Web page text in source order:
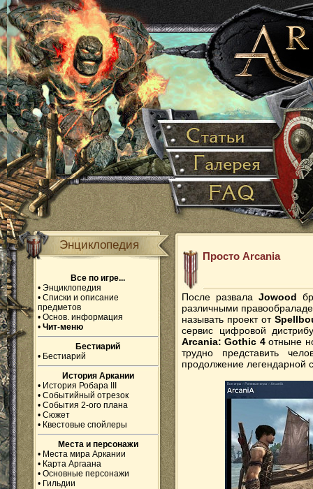
Энциклопедия
Все по игре...
• Энциклопедия
• Списки и описание
предметов
• Основ. информация
• Чит-меню
Бестиарий
• Бестиарий
История Аркании
• История Робара III
• Событийный отрезок
• События 2-ого плана
• Сюжет
• Квестовые спойлеры
Места и персонажи
• Места мира Аркании
• Карта Аргаана
• Основные персонажи
• Гильдии
Просто Arcania
После развалаJowood
различными
называть проект от
сервис цифровой
Arcania: Gothic 4отныне
трудно представить
продолжение легендарной